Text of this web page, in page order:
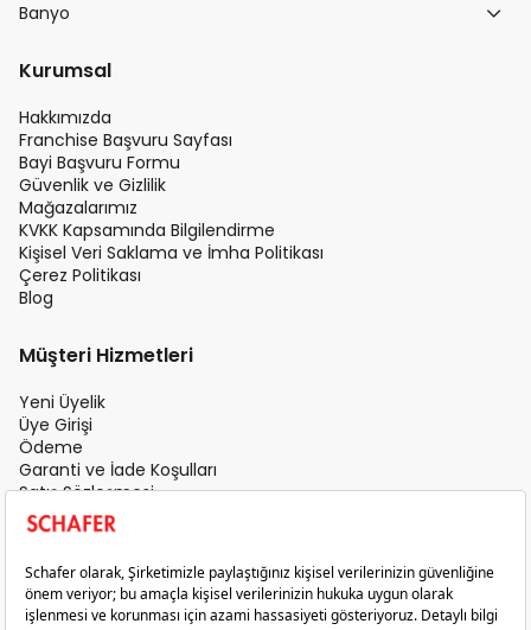
Banyo
Kurumsal
Hakkımızda
Franchise Başvuru Sayfası
Bayi Başvuru Formu
Güvenlik ve Gizlilik
Mağazalarımız
KVKK Kapsamında Bilgilendirme
Kişisel Veri Saklama ve İmha Politikası
Çerez Politikası
Blog
Müşteri Hizmetleri
Yeni Üyelik
Üye Girişi
Ödeme
Garanti ve İade Koşulları
Satış Sözleşmesi
Üyelik Sözleşmesi
İletişim
Teslimat Koşulları
Gizlilik ve Güvenlik
Sık Sorulan Sorular